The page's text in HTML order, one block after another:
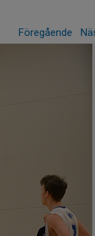
Föregående